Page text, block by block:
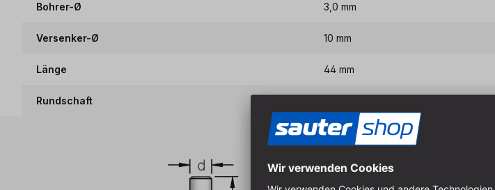
Bohrer-Ø 3,0 mm
Versenker-Ø 10 mm
Länge 44 mm
Rundschaft